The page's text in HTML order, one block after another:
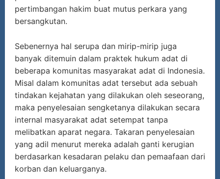
pertimbangan hakim buat mutus perkara yang
bersangkutan.
Sebenernya hal serupa dan mirip-mirip juga
banyak ditemuin dalam praktek hukum adat di
beberapa komunitas masyarakat adat di Indonesia.
Misal dalam komunitas adat tersebut ada sebuah
tindakan kejahatan yang dilakukan oleh seseorang,
maka penyelesaian sengketanya dilakukan secara
internal masyarakat adat setempat tanpa
melibatkan aparat negara. Takaran penyelesaian
yang adil menurut mereka adalah ganti kerugian
berdasarkan kesadaran pelaku dan pemaafaan dari
korban dan keluarganya.